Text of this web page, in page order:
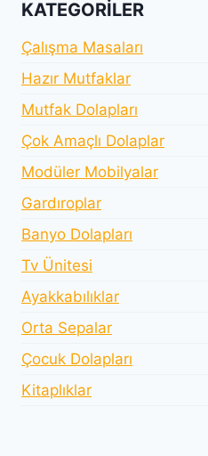
KATEGORILER
Çalışma Masaları
Hazır Mutfaklar
Mutfak Dolapları
Çok Amaçlı Dolaplar
Modüler Mobilyalar
Gardıroplar
Banyo Dolapları
Tv Ünitesi
Ayakkabılıklar
Orta Sepalar
Çocuk Dolapları
Kitaplıklar